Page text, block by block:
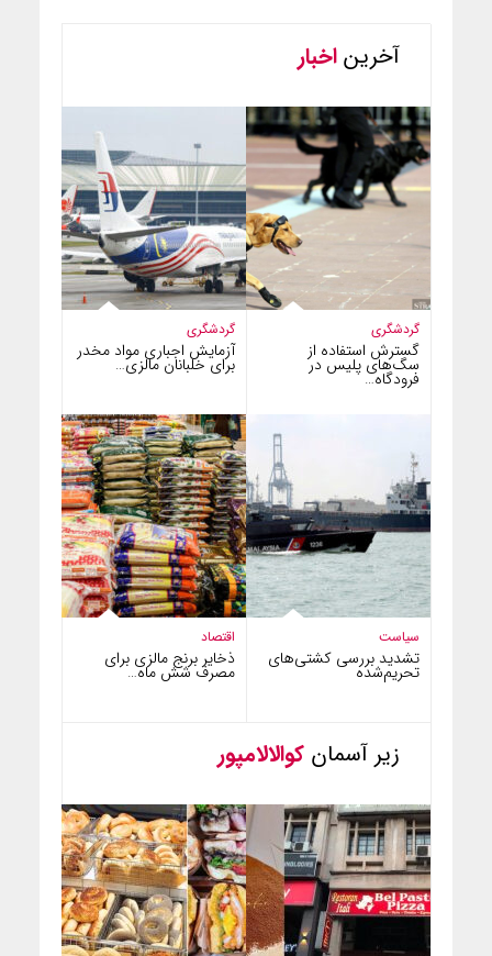
آخریناخبار
گردشگری
آزمایش اجباری مواد مخدر
برای خلبانان مالزی…
گردشگری
گسترش استفاده از
سگ‌های پلیس در
فرودگاه…
اقتصاد
ذخایر برنج مالزی برای
مصرف شش ماه…
سیاست
تشدید بررسی کشتی‌های
تحریم‌شده
زیر آسمان کوالالامپور